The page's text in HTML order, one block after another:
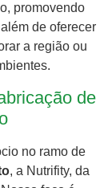
promovendo
de oferecer
a região ou
de
no ramo de
, a Nutrifity, da